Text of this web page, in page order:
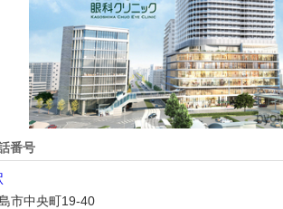
番号
市中央町19-40